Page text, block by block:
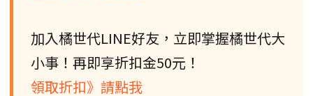
加入橘世代LINE好友，立即掌握橘世代大
小事！再即享折扣金50元！
領取折扣》請點我